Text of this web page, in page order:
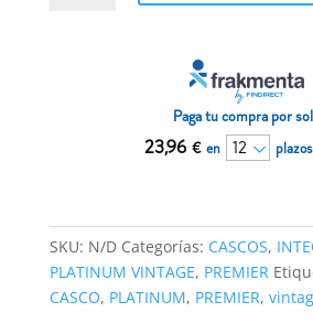
Paga tu compra por
23,96 € en plazos
SKU: N/D Categorías: CASCOS,
PLATINUM VINTAGE, PREMIER
CASCO, PLATINUM, PREMIER,